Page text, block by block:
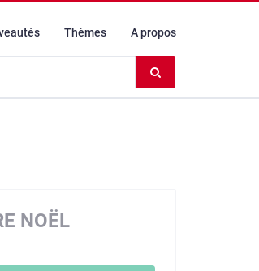
Thèmes A propos
le
NOËL